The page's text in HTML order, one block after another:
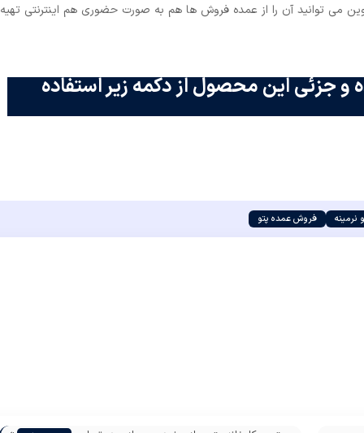
می توانید آن را از عمده فروش ها هم به صورت حضوری هم اینترنتی تهیه
و جزئی این محصول از دکمه زیر استفاده
فروش عمده پتو